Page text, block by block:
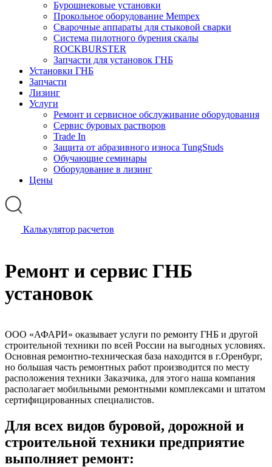
Бурошнековые установки
Прокольное оборудование Mempex
Сварочные аппараты для стыковой сварки
Система пилотного бурения скалы
ROCKBURSTER
Запчасти для установок ГНБ
Установки ГНБ
Запчасти
Лизинг
Услуги
Ремонт и сервисное обслуживание оборудования
Сервис буровых растворов
Trade In
Защита от абразивного износа TungStuds
Обучающие семинары
Оборудование в лизинг
Цены
Калькулятор расчетов
Ремонт и сервис ГНБ
установок
ООО «АФАРИ» оказывает услуги по ремонту ГНБ и другой
строительной техники по всей России на выгодных условиях.
Основная ремонтно-техническая база находится в г.Оренбург,
но большая часть ремонтных работ производится по месту
расположения техники Заказчика, для этого наша компания
располагает мобильными ремонтными комплексами и штатом
сертифицированных специалистов.
Для всех видов буровой, дорожной и
строительной техники предприятие
выполняет ремонт: